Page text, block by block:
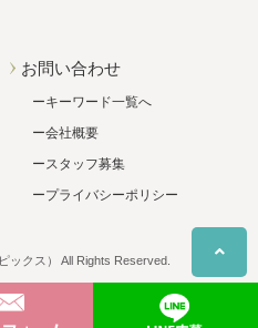
お問い合わせ
キーワード一覧へ
会社概要
スタッフ募集
プライバシーポリシー
ックス） All Rights Reserved.